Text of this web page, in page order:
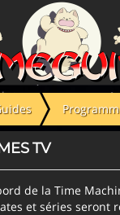
TV
de la Time
et séries seront